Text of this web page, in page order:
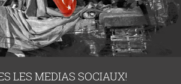
LES MEDIAS SOCIAUX!